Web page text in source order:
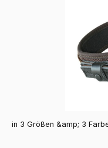
in 3 Größen &amp; 3